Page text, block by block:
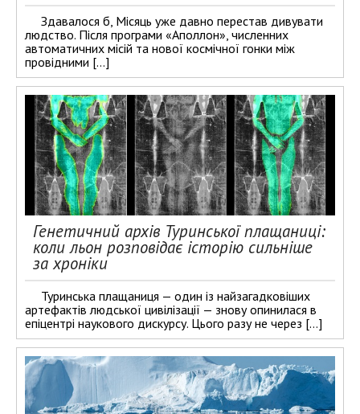
Здавалося б, Місяць уже давно перестав дивувати
людство. Після програми «Аполлон», численних
автоматичних місій та нової космічної гонки між
провідними […]
Генетичний архів Туринської плащаниці:
коли льон розповідає історію сильніше
за хроніки
Туринська плащаниця — один із найзагадковіших
артефактів людської цивілізації — знову опинилася в
епіцентрі наукового дискурсу. Цього разу не через […]